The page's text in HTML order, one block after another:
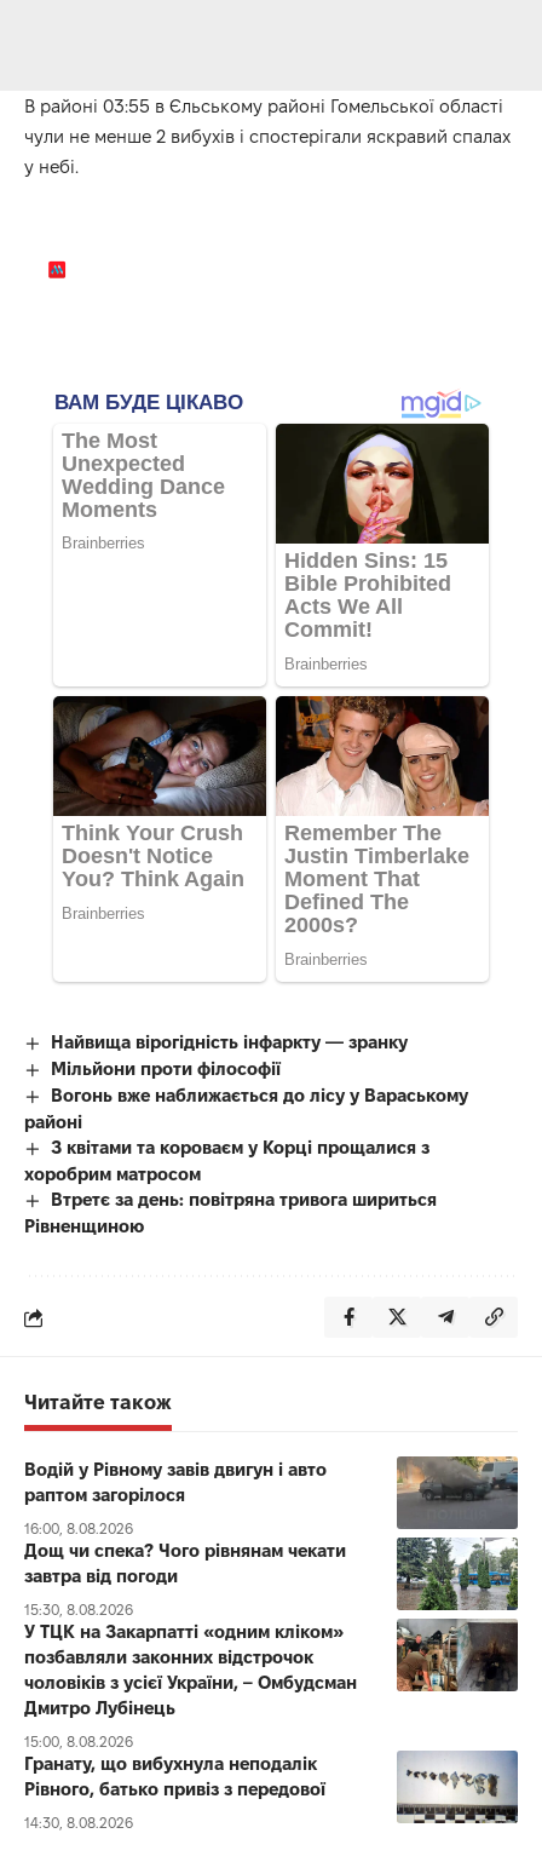
В районі 03:55 в Єльському районі Гомельської області
чули не менше 2 вибухів і спостерігали яскравий спалах
у небі.
Найвища вірогідність інфаркту — зранку
Мільйони проти філософії
Вогонь вже наближається до лісу у Вараському
районі
З квітами та короваєм у Корці прощалися з
хоробрим матросом
Втретє за день: повітряна тривога шириться
Рівненщиною
Читайте також
Водій у Рівному завів двигун і авто
раптом загорілося
16:00, 8.08.2026
Дощ чи спека? Чого рівнянам чекати
завтра від погоди
15:30, 8.08.2026
У ТЦК на Закарпатті «одним кліком»
позбавляли законних відстрочок
чоловіків з усієї України, – Омбудсман
Дмитро Лубінець
15:00, 8.08.2026
Гранату, що вибухнула неподалік
Рівного, батько привіз з передової
14:30, 8.08.2026